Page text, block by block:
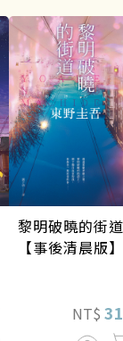
黎明破曉的街道
【事後清晨版】
NT$